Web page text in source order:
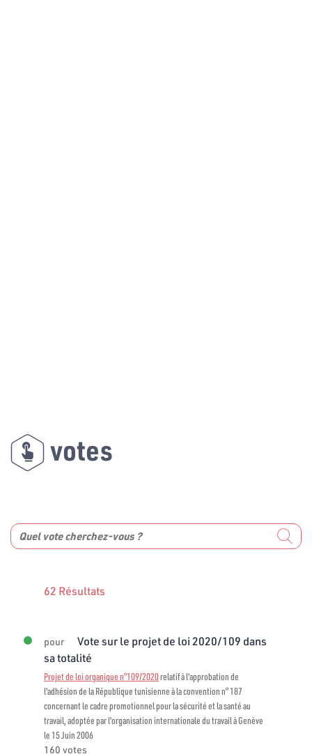
votes
62 Résultats
pour
Vote sur le projet de loi 2020/109 dans
sa totalité
Projet de loi organique n°109/2020relatif à l'approbation de
l'adhésion de la République tunisienne à la convention n° 187
concernant le cadre promotionnel pour la sécurité et la santé au
travail, adoptée par l'organisation internationale du travail à Genève
le 15 Juin 2006
160 votes